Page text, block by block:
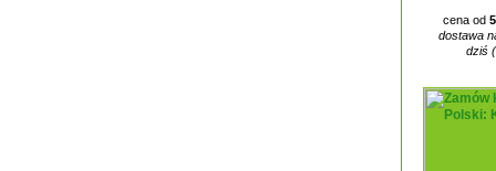
cena od
dostawa
dziś